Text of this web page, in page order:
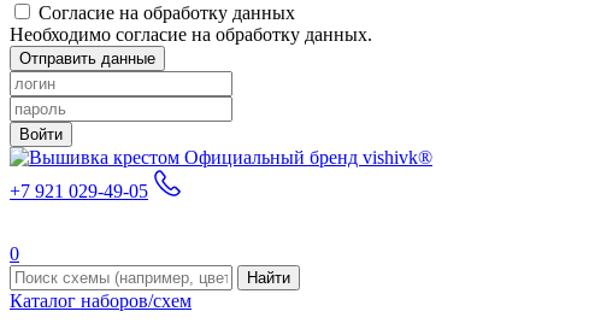
Согласие на обработку данных
Необходимо согласие на обработку данных.
Отправить данные
Войти
Официальный бренд vishivk®
+7 921 029-49-05
0
Найти
Каталог наборов/схем